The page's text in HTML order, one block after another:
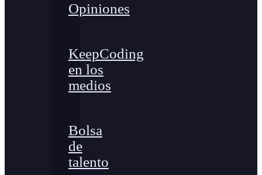
Opiniones
KeepCoding
en los
medios
Bolsa
de
talento